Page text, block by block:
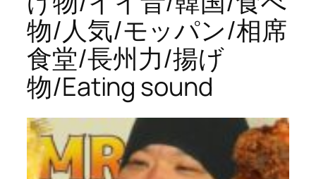
物/人気/モッパン/相席
食堂/長州力/揚げ
物/Eating sound